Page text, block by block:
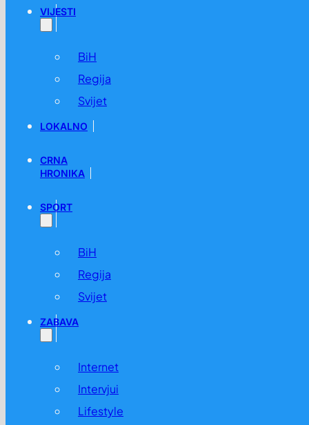
VIJESTI
BiH
Regija
Svijet
LOKALNO
CRNA
HRONIKA
SPORT
BiH
Regija
Svijet
ZABAVA
Internet
Intervjui
Lifestyle